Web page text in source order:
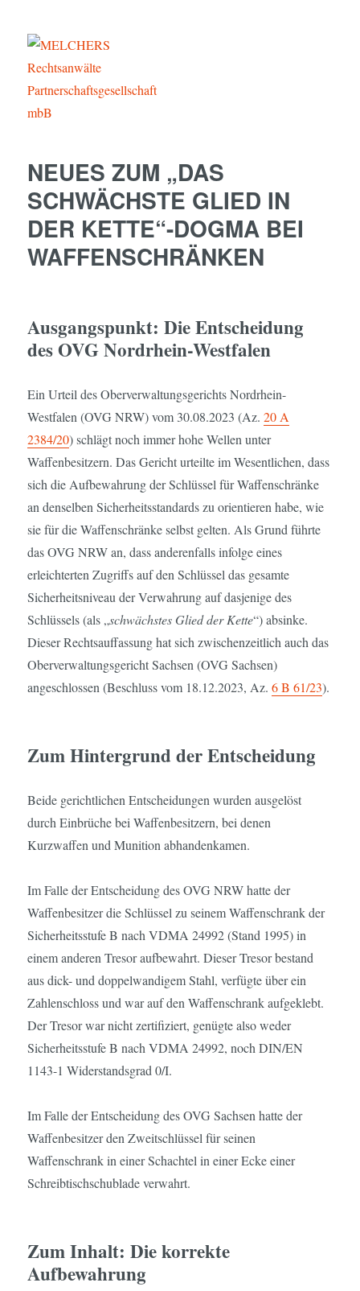
Partnerschaftsgesellschaft mbB
NEUES ZUM „DAS
SCHWÄCHSTE GLIED IN
DER KETTE“-DOGMA BEI
WAFFENSCHRÄNKEN
Ausgangspunkt: Die Entscheidung
des OVG Nordrhein-Westfalen
Ein Urteil des Oberverwaltungsgerichts Nordrhein-
Westfalen (OVG NRW) vom 30.08.2023 (Az.20 A
2384/20) schlägt noch immer hohe Wellen unter
Waffenbesitzern. Das Gericht urteilte im Wesentlichen, dass
sich die Aufbewahrung der Schlüssel für Waffenschränke
an denselben Sicherheitsstandards zu orientieren habe, wie
sie für die Waffenschränke selbst gelten. Als Grund führte
das OVG NRW an, dass anderenfalls infolge eines
erleichterten Zugriffs auf den Schlüssel das gesamte
Sicherheitsniveau der Verwahrung auf dasjenige des
Schlüssels (als „schwächstes Glied der Kette“) absinke.
Dieser Rechtsauffassung hat sich zwischenzeitlich auch das
Oberverwaltungsgericht Sachsen (OVG Sachsen)
angeschlossen (Beschluss vom 18.12.2023, Az.6 B 61/23).
Zum Hintergrund der Entscheidung
Beide gerichtlichen Entscheidungen wurden ausgelöst
durch Einbrüche bei Waffenbesitzern, bei denen
Kurzwaffen und Munition abhandenkamen.
Im Falle der Entscheidung des OVG NRW hatte der
Waffenbesitzer die Schlüssel zu seinem Waffenschrank der
Sicherheitsstufe B nach VDMA 24992 (Stand 1995) in
einem anderen Tresor aufbewahrt. Dieser Tresor bestand
aus dick- und doppelwandigem Stahl, verfügte über ein
Zahlenschloss und war auf den Waffenschrank aufgeklebt.
Der Tresor war nicht zertifiziert, genügte also weder
Sicherheitsstufe B nach VDMA 24992, noch DIN/EN
1143-1 Widerstandsgrad 0/I.
Im Falle der Entscheidung des OVG Sachsen hatte der
Waffenbesitzer den Zweitschlüssel für seinen
Waffenschrank in einer Schachtel in einer Ecke einer
Schreibtischschublade verwahrt.
Zum Inhalt: Die korrekte
Aufbewahrung